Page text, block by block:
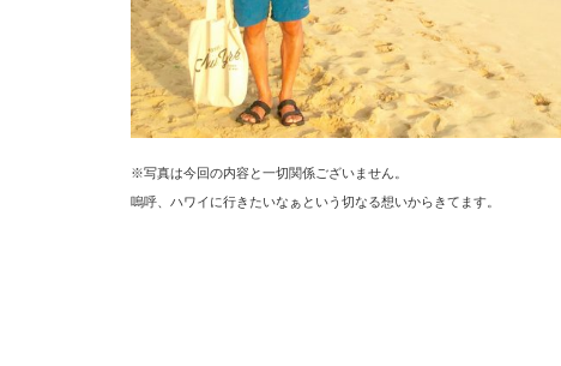
※写真は今回の内容と一切関係ございません。
嗚呼、ハワイに行きたいなぁという切なる想いからきてます。